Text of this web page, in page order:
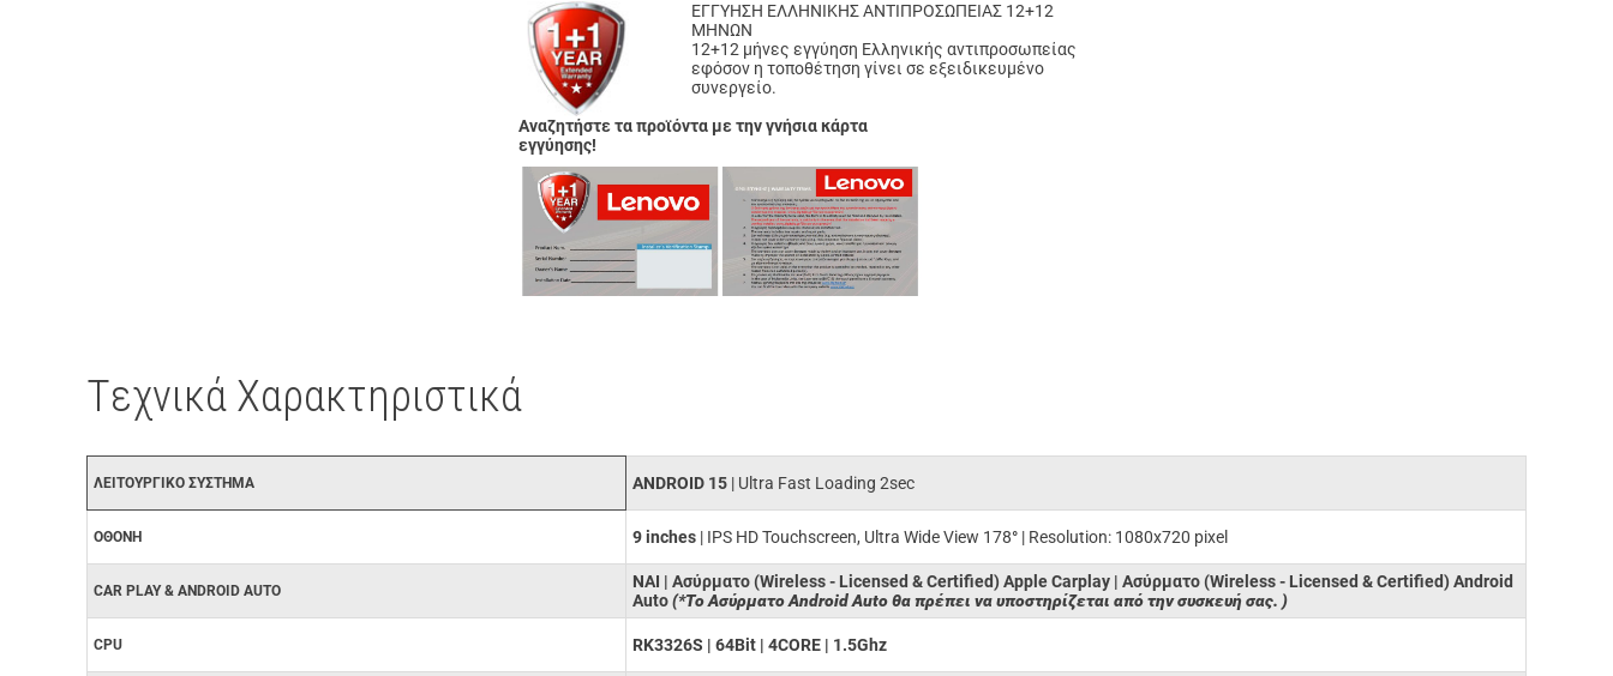
ΕΓΓΥΗΣΗ ΕΛΛΗΝΙΚΗΣ ΑΝΤΙΠΡΟΣΩΠΕΙΑΣ 12+12
ΜΗΝΩΝ
12+12 μήνες εγγύηση Ελληνικής αντιπροσωπείας
εφόσον η τοποθέτηση γίνει σε εξειδικευμένο
συνεργείο.
Αναζητήστε τα προϊόντα με την γνήσια κάρτα
εγγύησης!
Tεχνικά Χαρακτηριστικά
ΛΕΙΤΟΥΡΓΙΚΟ ΣΥΣΤΗΜΑ ANDROID 15 | Ultra Fast Loading 2sec
ΟΘΟΝΗ 9 inches | IPS HD Touchscreen, Ultra Wide View 178° | Resolution: 1080x720 pixel
CAR PLAY & ANDROID AUTO
ΝΑΙ | Ασύρματο (Wireless - Licensed & Certified) Apple Carplay | Ασύρματο (Wireless - Licensed & Certified) Android
Auto(*Το Ασύρματο Android Auto θα πρέπει να υποστηρίζεται από την συσκευή σας. )
CPU RK3326S | 64Bit | 4CORE | 1.5Ghz